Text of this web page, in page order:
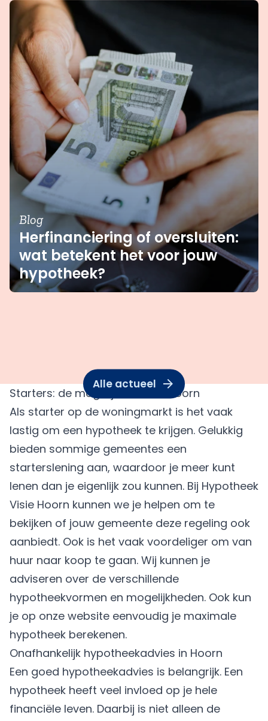
Blog
Herfinanciering of oversluiten:
wat betekent het voor jouw
hypotheek?
Alle actueel
Starters: de mogelijkheden in Hoorn
Als starter op de woningmarkt is het vaak
lastig om een hypotheek te krijgen. Gelukkig
bieden sommige gemeentes een
starterslening aan, waardoor je meer kunt
lenen dan je eigenlijk zou kunnen. Bij Hypotheek
Visie Hoorn kunnen we je helpen om te
bekijken of jouw gemeente deze regeling ook
aanbiedt. Ook is het vaak voordeliger om van
huur naar koop te gaan. Wij kunnen je
adviseren over de verschillende
hypotheekvormen en mogelijkheden. Ook kun
je op onze website eenvoudig je maximale
hypotheek berekenen.
Onafhankelijk hypotheekadvies in Hoorn
Een goed hypotheekadvies is belangrijk. Een
hypotheek heeft veel invloed op je hele
financiële leven. Daarbij is niet alleen de